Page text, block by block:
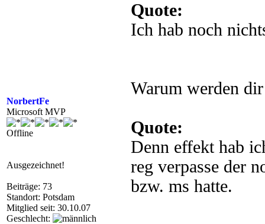
NorbertFe
Microsoft MVP
Offline
Ausgezeichnet!
Beiträge: 73
Standort: Potsdam
Mitglied seit: 30.10.07
Geschlecht:
Quote:
Ich hab noch
Warum werden
Quote:
Denn effekt hab
reg verpasse der
bzw. ms hatte.